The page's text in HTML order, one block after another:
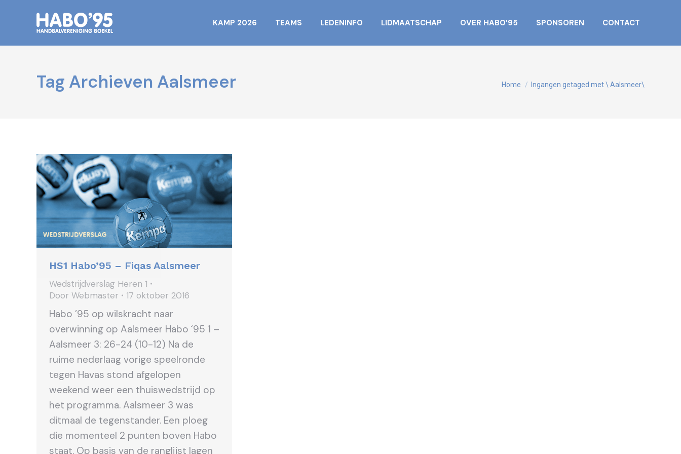
KAMP 2026 TEAMS LEDENINFO LIDMAATSCHAP OVER HABO’95 SPONSOREN CONTACT
Tag Archieven Aalsmeer Je bent hier:
Home Ingangen getaged met \ Aalsmeer\
HS1 Habo’95 – Fiqas Aalsmeer
Wedstrijdverslag Heren 1
Door Webmaster 17 oktober 2016
Habo ’95 op wilskracht naar
overwinning op Aalsmeer Habo ´95 1 –
Aalsmeer 3: 26-24 (10-12) Na de
ruime nederlaag vorige speelronde
tegen Havas stond afgelopen
weekend weer een thuiswedstrijd op
het programma. Aalsmeer 3 was
ditmaal de tegenstander. Een ploeg
die momenteel 2 punten boven Habo
staat. Op basis van de ranglijst lagen